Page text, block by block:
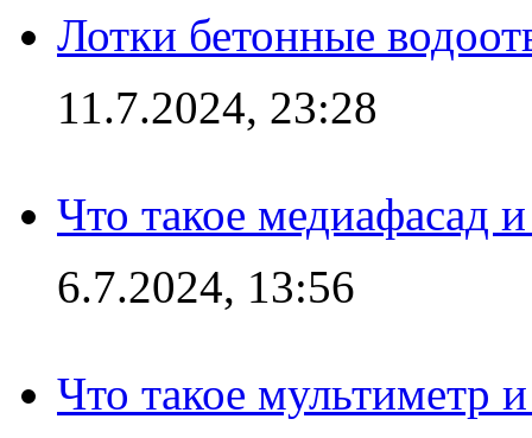
Лотки бетонные
11.7.2024, 23:28
Что такое медиафасад
6.7.2024, 13:56
Что такое мультиметр